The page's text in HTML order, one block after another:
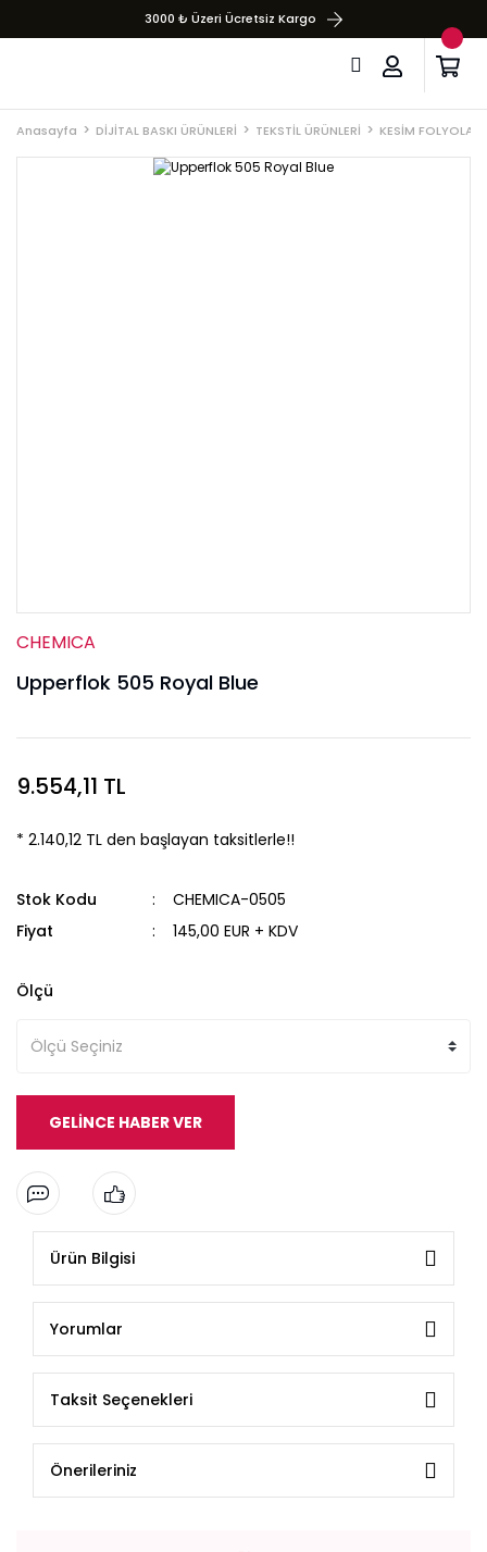
3000 ₺ Üzeri Ücretsiz Kargo
Anasayfa DİJİTAL BASKI ÜRÜNLERİ TEKSTİL ÜRÜNLERİ KESİM FOLYOLARI
CHEMICA
Upperflok 505 Royal Blue
9.554,11 TL
* 2.140,12 TL den başlayan taksitlerle!!
Stok Kodu
CHEMICA-0505
Fiyat
145,00 EUR + KDV
Ölçü
GELİNCE HABER VER
Ürün Bilgisi
Yorumlar
Taksit Seçenekleri
Önerileriniz